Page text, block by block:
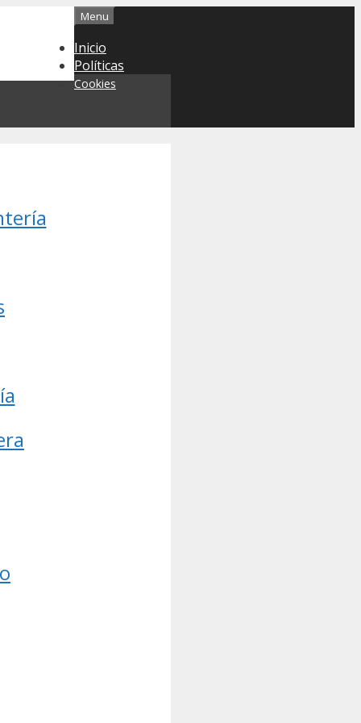
Menu
Inicio
Políticas
Cookies